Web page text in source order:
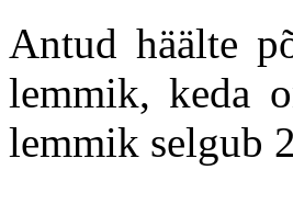
Antud häälte
lemmik, keda
lemmik selgub